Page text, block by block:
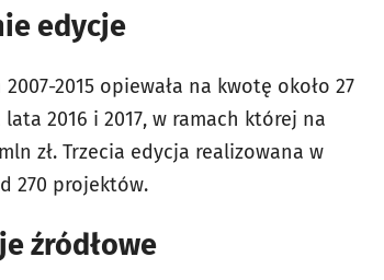
edycje
2015 opiewała na kwotę około 27
2016 i 2017, w ramach której na
zł. Trzecia edycja realizowana w
270 projektów.
źródłowe